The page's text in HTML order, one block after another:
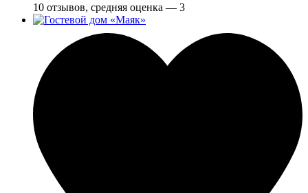
10 отзывов, средняя оценка — 3